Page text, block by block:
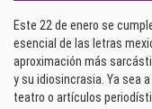
Este 22 de enero se
esencial de las letras
aproximación más
y su idiosincrasia. Ya sea
teatro o artículos